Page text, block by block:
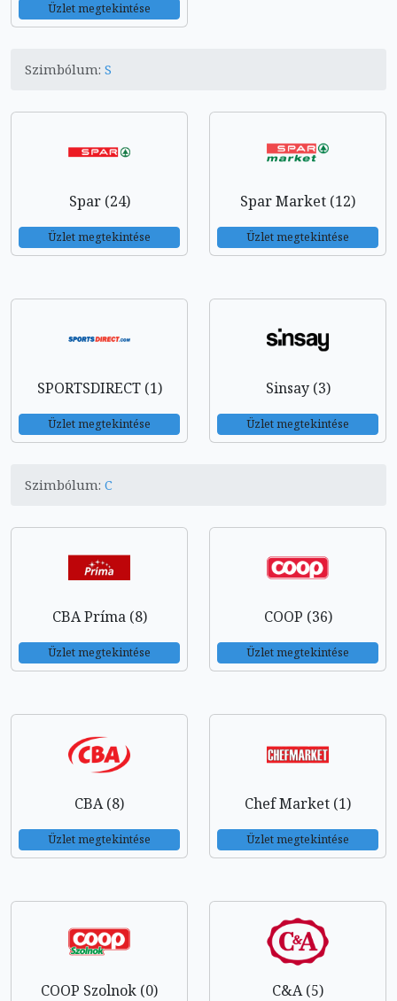
Üzlet megtekintése
Szimbólum: S
Spar (24)
Üzlet megtekintése
Spar Market (12)
Üzlet megtekintése
SPORTSDIRECT (1)
Üzlet megtekintése
Sinsay (3)
Üzlet megtekintése
Szimbólum: C
CBA Príma (8)
Üzlet megtekintése
COOP (36)
Üzlet megtekintése
CBA (8)
Üzlet megtekintése
Chef Market (1)
Üzlet megtekintése
COOP Szolnok (0) C&A (5)